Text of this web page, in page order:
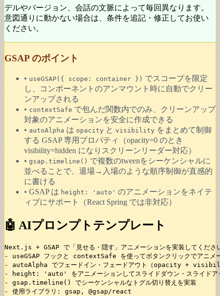
デルやバージョン、会話の文脈によって毎回異なります。
意図通りに動かない場合は、条件を追記・修正してお使い
ください。
GSAP のポイント
• useGSAP( { scope: container } ) でスコープを限定
し、コンポーネントのアンマウント時に自動でクリー
ンアップされる
• contextSafe で包んだ関数内でのみ、クリーンアップ
対象のアニメーションを安全に作成できる
• autoAlpha は opacity と visibility をまとめて制御
する GSAP 専用プロパティ（opacity=0 のとき
visibility=hidden になりスクリーンリーダー対応）
• gsap.timeline() で複数のtweenをシーケンシャルに
並べることで、退場→入場のような順序制御が直感的
に書ける
• GSAP は height: 'auto' のアニメーションをネイテ
ィブにサポート（React Spring では非対応）
🤖 AIプロンプトテンプレート
Next.js + GSAP で「見せる・隠す」アニメーションを実装してくださ
- useGSAP フックと contextSafe を使ってボタンクリックでアニメ
- autoAlpha でフェードイン・フェードアウト（opacity +
- height: 'auto' をアニメーションしてスライドダウン・スライドア
- gsap.timeline() でシーケンシャルなトグル切り替えを実装
- 使用ライブラリ: gsap, @gsap/react